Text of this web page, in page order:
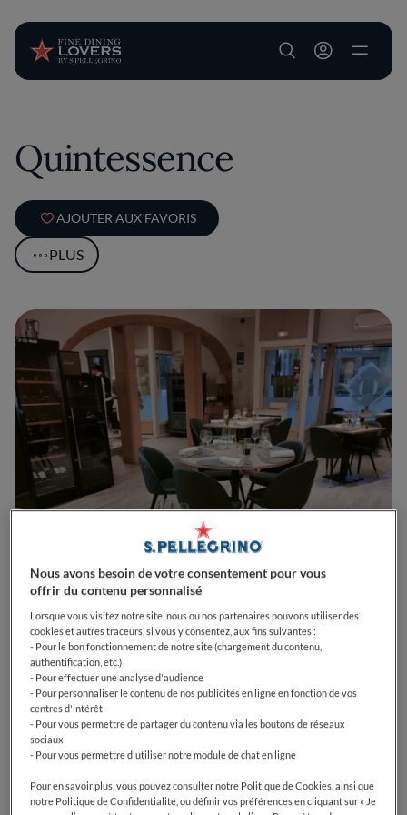
User account
Quintessence
AJOUTER AUX FAVORIS
PLUS
0 0 0 0 0
1 Rue de Paris57000MetzFrance
Nous avons besoin de votre consentement pour vous
offrir du contenu personnalisé
Lorsque vous visitez notre site, nous ou nos partenaires pouvons utiliser des
cookies et autres traceurs, si vous y consentez, aux fins suivantes :
- Pour le bon fonctionnement de notre site (chargement du contenu,
authentification, etc.)
- Pour effectuer une analyse d'audience
- Pour personnaliser le contenu de nos publicités en ligne en fonction de vos
centres d'intérêt
- Pour vous permettre de partager du contenu via les boutons de réseaux
sociaux
- Pour vous permettre d'utiliser notre module de chat en ligne
Pour en savoir plus, vous pouvez consulter notre Politique de Cookies, ainsi que
notre Politique de Confidentialité, ou définir vos préférences en cliquant sur « Je